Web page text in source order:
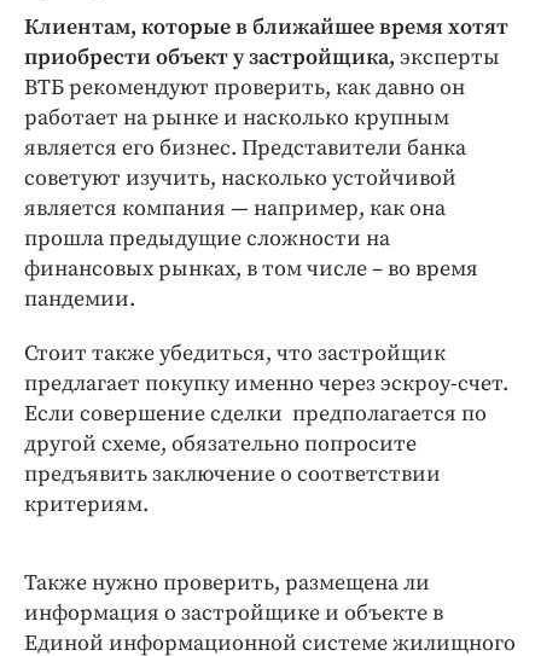
Работодатель года
Клиентам, которые в ближайшее время хотят
приобрести объект у застройщика, эксперты
ВТБ рекомендуют проверить, как давно он
работает на рынке и насколько крупным
является его бизнес. Представители банка
советуют изучить, насколько устойчивой
является компания — например, как она
прошла предыдущие сложности на
финансовых рынках, в том числе – во время
пандемии.
Стоит также убедиться, что застройщик
предлагает покупку именно через эскроу-счет.
Если совершение сделки предполагается по
другой схеме, обязательно попросите
предъявить заключение о соответствии
критериям.
Также нужно проверить, размещена ли
информация о застройщике и объекте в
Единой информационной системе жилищного